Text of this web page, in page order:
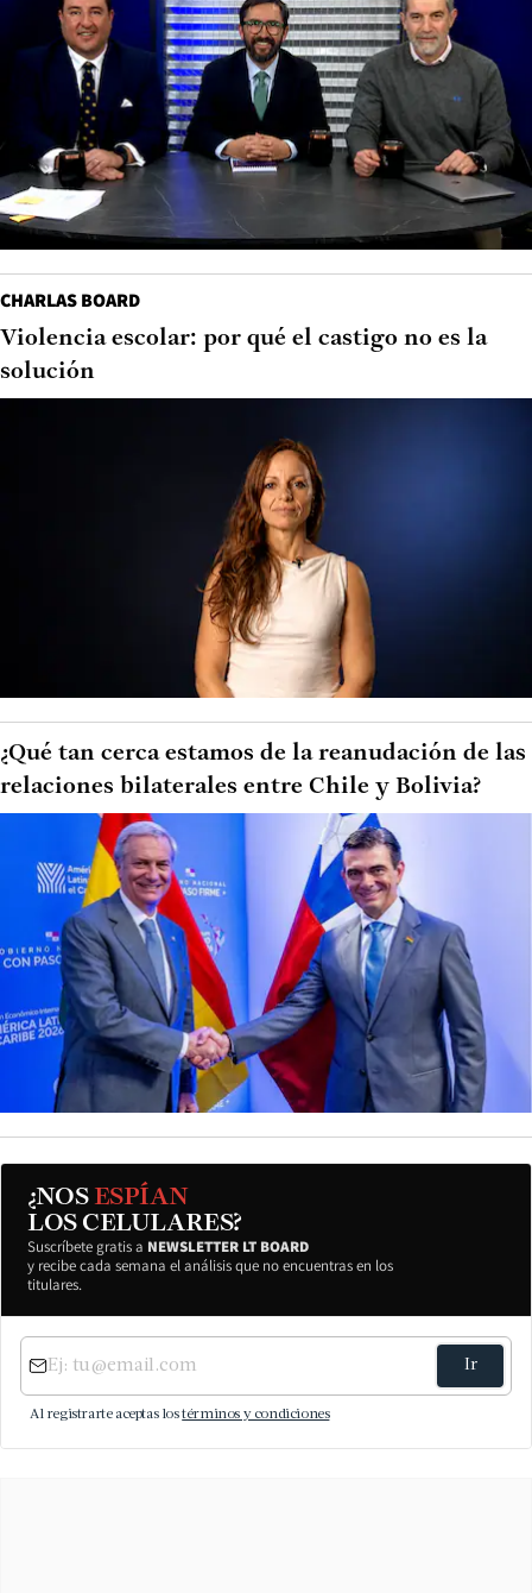
CHARLAS BOARD
Violencia escolar: por qué el castigo no es la
solución
¿Qué tan cerca estamos de la reanudación de las
relaciones bilaterales entre Chile y Bolivia?
¿NOSESPÍAN
LOS CELULARES?
Suscríbete gratis a NEWSLETTER LT BOARD
y recibe cada semana el análisis que no encuentras en los
titulares.